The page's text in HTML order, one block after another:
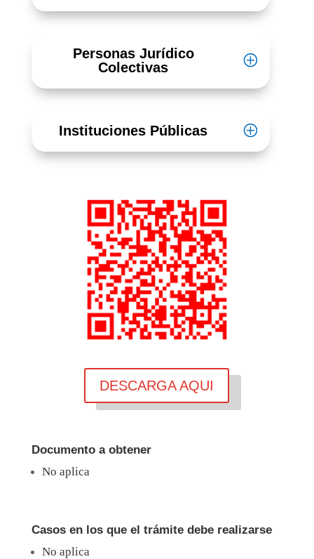
Personas Jurídico
Colectivas
Instituciones Públicas
DESCARGA AQUI
Documento a obtener
No aplica
Casos en los que el trámite debe realizarse
No aplica